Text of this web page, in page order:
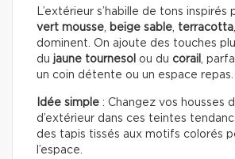
L’extérieur s’habille de tons inspirés
vert mousse
beige sable terracotta
dominent. On ajoute des touches
du jaune tournesol ou du corail
,
un coin détente ou un espace repas.
Idée simple : Changez vos housses
d’extérieur dans ces teintes
des tapis tissés aux motifs colorés
l’espace.